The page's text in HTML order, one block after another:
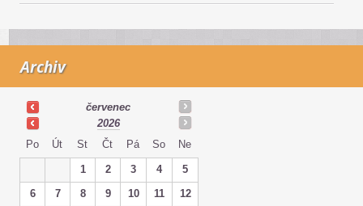
Archiv
červenec
2026
Po
Út St Čt Pá So Ne
1 2 3 4
5
6
7 8 9 10 11
12